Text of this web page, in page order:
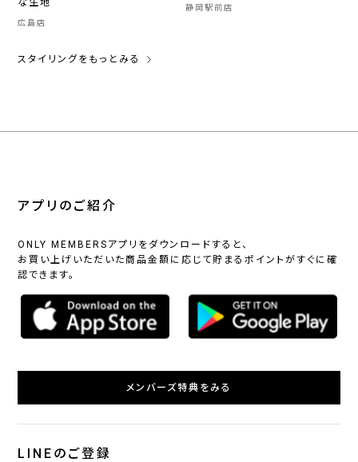
な生地
広島店
静岡駅前店
スタイリングをもっとみる
アプリのご紹介
ONLY MEMBERSアプリをダウンロードすると、
お買い上げいただいた商品金額に応じて貯まるポイントがすぐに確
認できます。
メンバーズ特典をみる
LINEのご登録